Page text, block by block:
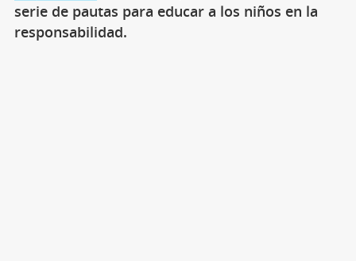
serie de pautas para educar a los niños en la
responsabilidad.